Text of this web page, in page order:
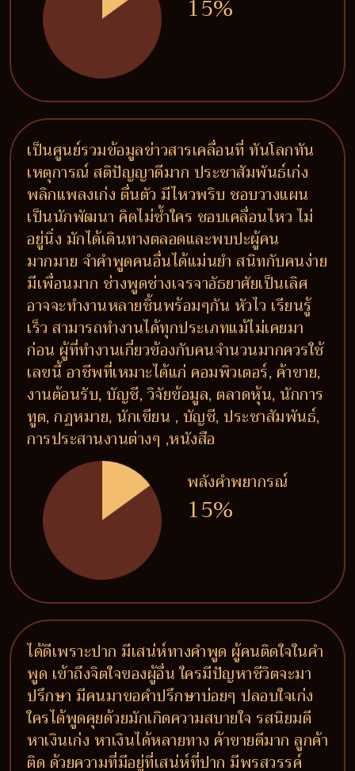
15%
เป็นศูนย์รวมข้อมูลข่าวสารเคลื่อนที่ ทันโลกทัน
เหตุการณ์ สติปัญญาดีมาก ประชาสัมพันธ์เก่ง
พลิกแพลงเก่ง ตื่นตัว มีไหวพริบ ชอบวางแผน
เป็นนักพัฒนา คิดไม่ซ้ำใคร ชอบเคลื่อนไหว ไม่
อยู่นิ่ง มักได้เดินทางตลอดและพบปะผู้คน
มากมาย จำคำพูดคนอื่นได้แม่นยำ สนิทกับคนง่าย
มีเพื่อนมาก ช่างพูดช่างเจรจาอัธยาศัยเป็นเลิศ
อาจจะทำงานหลายชิ้นพร้อมๆกัน หัวไว เรียนรู้
เร็ว สามารถทำงานได้ทุกประเภทแม้ไม่เคยมา
ก่อน ผู้ที่ทำงานเกี่ยวข้องกับคนจำนวนมากควรใช้
เลขนี้ อาชีพที่เหมาะได้แก่ คอมพิวเตอร์, ค้าขาย,
งานต้อนรับ, บัญชี, วิจัยข้อมูล, ตลาดหุ้น, นักการ
ทูต, กฏหมาย, นักเขียน , บัญชี, ประชาสัมพันธ์,
การประสานงานต่างๆ ,หนังสือ
พลังคำพยากรณ์
15%
ได้ดีเพราะปาก มีเสน่ห์ทางคำพูด ผู้คนติดใจในคำ
พูด เข้าถึงจิตใจของผู้อื่น ใครมีปัญหาชีวิตจะมา
ปรึกษา มีคนมาขอคำปรึกษาบ่อยๆ ปลอบใจเก่ง
ใครได้พูดคุยด้วยมักเกิดความสบายใจ รสนิยมดี
หาเงินเก่ง หาเงินได้หลายทาง ค้าขายดีมาก ลูกค้า
ติด ด้วยความที่มีอยู่ที่เสน่ห์ที่ปาก มีพรสวรรค์